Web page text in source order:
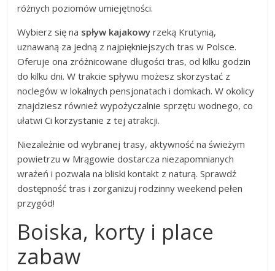
różnych poziomów umiejętności.
Wybierz się na spływ kajakowy rzeką Krutynią,
uznawaną za jedną z najpiękniejszych tras w Polsce.
Oferuje ona zróżnicowane długości tras, od kilku godzin
do kilku dni. W trakcie spływu możesz skorzystać z
noclegów w lokalnych pensjonatach i domkach. W okolicy
znajdziesz również wypożyczalnie sprzętu wodnego, co
ułatwi Ci korzystanie z tej atrakcji.
Niezależnie od wybranej trasy, aktywność na świeżym
powietrzu w Mrągowie dostarcza niezapomnianych
wrażeń i pozwala na bliski kontakt z naturą. Sprawdź
dostępność tras i zorganizuj rodzinny weekend pełen
przygód!
Boiska, korty i place
zabaw